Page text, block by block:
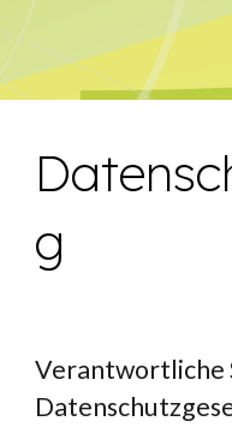
g
Verantwortliche